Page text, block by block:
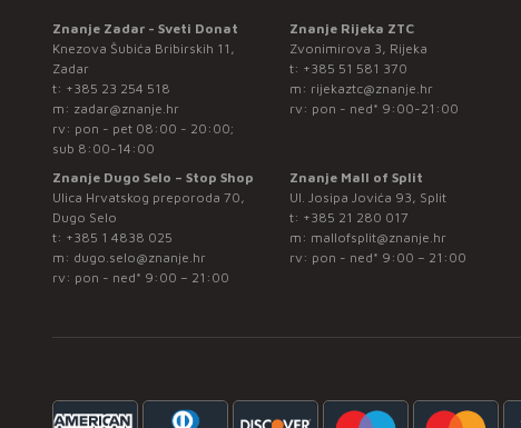
Znanje Zadar - Sveti Donat
Knezova Šubića Bribirskih 11,
Zadar
t: +385 23 254 518
m: zadar@znanje.hr
rv: pon - pet 08:00 - 20:00;
sub 8:00-14:00
Znanje Rijeka ZTC
Zvonimirova 3, Rijeka
t: +385 51 581 370
m: rijekaztc@znanje.hr
rv: pon - ned* 9:00-21:00
Znanje Dugo Selo – Stop Shop
Ulica Hrvatskog preporoda 70,
Dugo Selo
t: +385 1 4838 025
m: dugo.selo@znanje.hr
rv: pon - ned* 9:00 – 21:00
Znanje Mall of Split
Ul. Josipa Jovića 93, Split
t: +385 21 280 017
m: mallofsplit@znanje.hr
rv: pon - ned* 9:00 – 21:00